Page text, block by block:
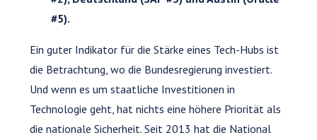
#5).
Ein guter Indikator für die Stärke eines Tech-Hubs ist
die Betrachtung, wo die Bundesregierung investiert.
Und wenn es um staatliche Investitionen in
Technologie geht, hat nichts eine höhere Priorität als
die nationale Sicherheit. Seit 2013 hat die National